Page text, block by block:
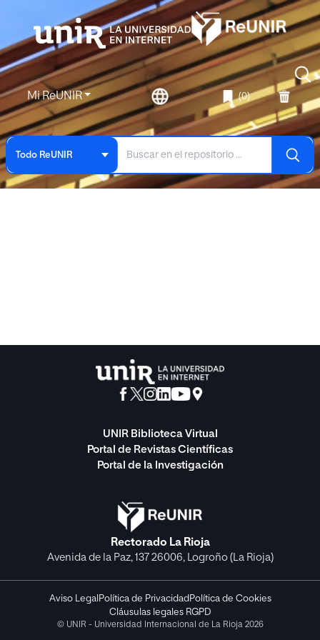
Mi ReUNIR (0)
Todo ReUNIR
UNIR Biblioteca Virtual
Portal de Revistas Científicas
Portal de la Investigación
Rectorado La Rioja
Avenida de la Paz, 137 26006, Logroño (La Rioja)
Aviso Legal Política de Privacidad Política de Cookies
Cláusulas legales RGPD
© UNIR - Universidad Internacional de La Rioja 2026